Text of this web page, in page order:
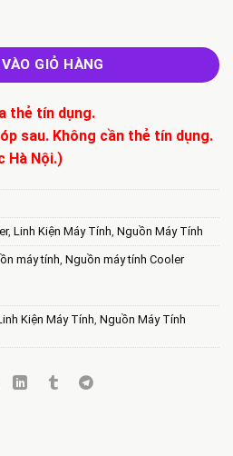
Master Elite v4 600w số lượng
GIỎ HÀNG
thẻ tín dụng.
sau. Không cần thẻ tín dụng.
Hà Nội.)
, Linh Kiện Máy Tính, Nguồn Máy Tính
máy tính, Nguồn máy tính Cooler
Kiện Máy Tính, Nguồn Máy Tính